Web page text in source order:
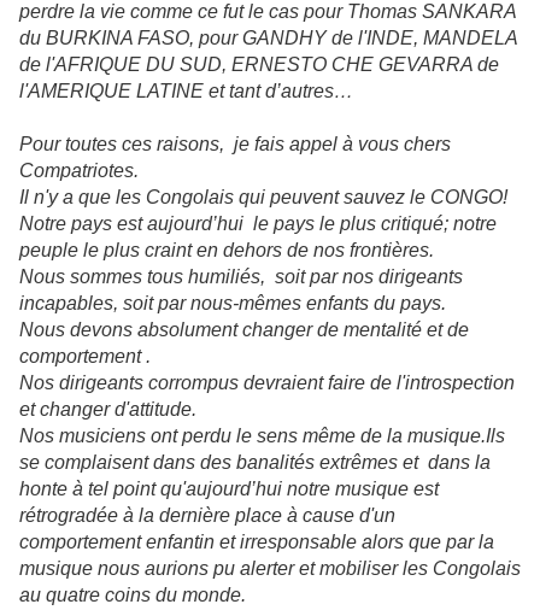
perdre la vie comme ce fut le cas pour Thomas SANKARA
du BURKINA FASO, pour GANDHY de l'INDE, MANDELA
de l'AFRIQUE DU SUD, ERNESTO CHE GEVARRA de
l'AMERIQUE LATINE et tant d’autres…
Pour toutes ces raisons, je fais appel à vous chers
Compatriotes.
Il n'y a que les Congolais qui peuvent sauvez le CONGO!
Notre pays est aujourd’hui le pays le plus critiqué; notre
peuple le plus craint en dehors de nos frontières.
Nous sommes tous humiliés, soit par nos dirigeants
incapables, soit par nous-mêmes enfants du pays.
Nous devons absolument changer de mentalité et de
comportement .
Nos dirigeants corrompus devraient faire de l'introspection
et changer d'attitude.
Nos musiciens ont perdu le sens même de la musique.Ils
se complaisent dans des banalités extrêmes et dans la
honte à tel point qu'aujourd’hui notre musique est
rétrogradée à la dernière place à cause d'un
comportement enfantin et irresponsable alors que par la
musique nous aurions pu alerter et mobiliser les Congolais
au quatre coins du monde.